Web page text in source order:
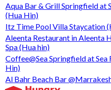
Aqua Bar & Grill Springfield at
(Hua Hin)
Itz Time Pool Villa Staycation
Aleenta Restaurant in Aleenta
Spa (Hua hin)
Coffee@Sea Springfield at Sea
Hin)
Al Bahr Beach Bar